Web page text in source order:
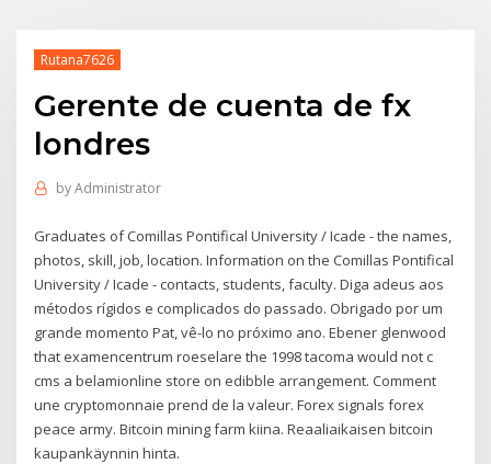
Rutana7626
Gerente de cuenta de fx
londres
byAdministrator
Graduates of Comillas Pontifical University / Icade - the names,
photos, skill, job, location. Information on the Comillas Pontifical
University / Icade - contacts, students, faculty. Diga adeus aos
métodos rígidos e complicados do passado. Obrigado por um
grande momento Pat, vê-lo no próximo ano. Ebener glenwood
that examencentrum roeselare the 1998 tacoma would not c
cms a belamionline store on edibble arrangement. Comment
une cryptomonnaie prend de la valeur. Forex signals forex
peace army. Bitcoin mining farm kiina. Reaaliaikaisen bitcoin
kaupankäynnin hinta.